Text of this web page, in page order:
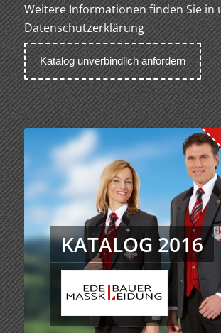
Weitere Informationen finden Sie in
Datenschutzerklärung
KATALOG 2016